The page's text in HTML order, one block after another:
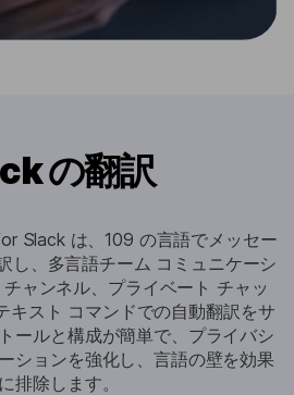
の翻訳
Slack は、109 の言語でメッセー
し、多言語チーム コミュニケーシ
ャンネル、プライベート チャッ
キスト コマンドでの自動翻訳をサ
ールと構成が簡単で、プライバシ
ションを強化し、言語の壁を効果
排除します。